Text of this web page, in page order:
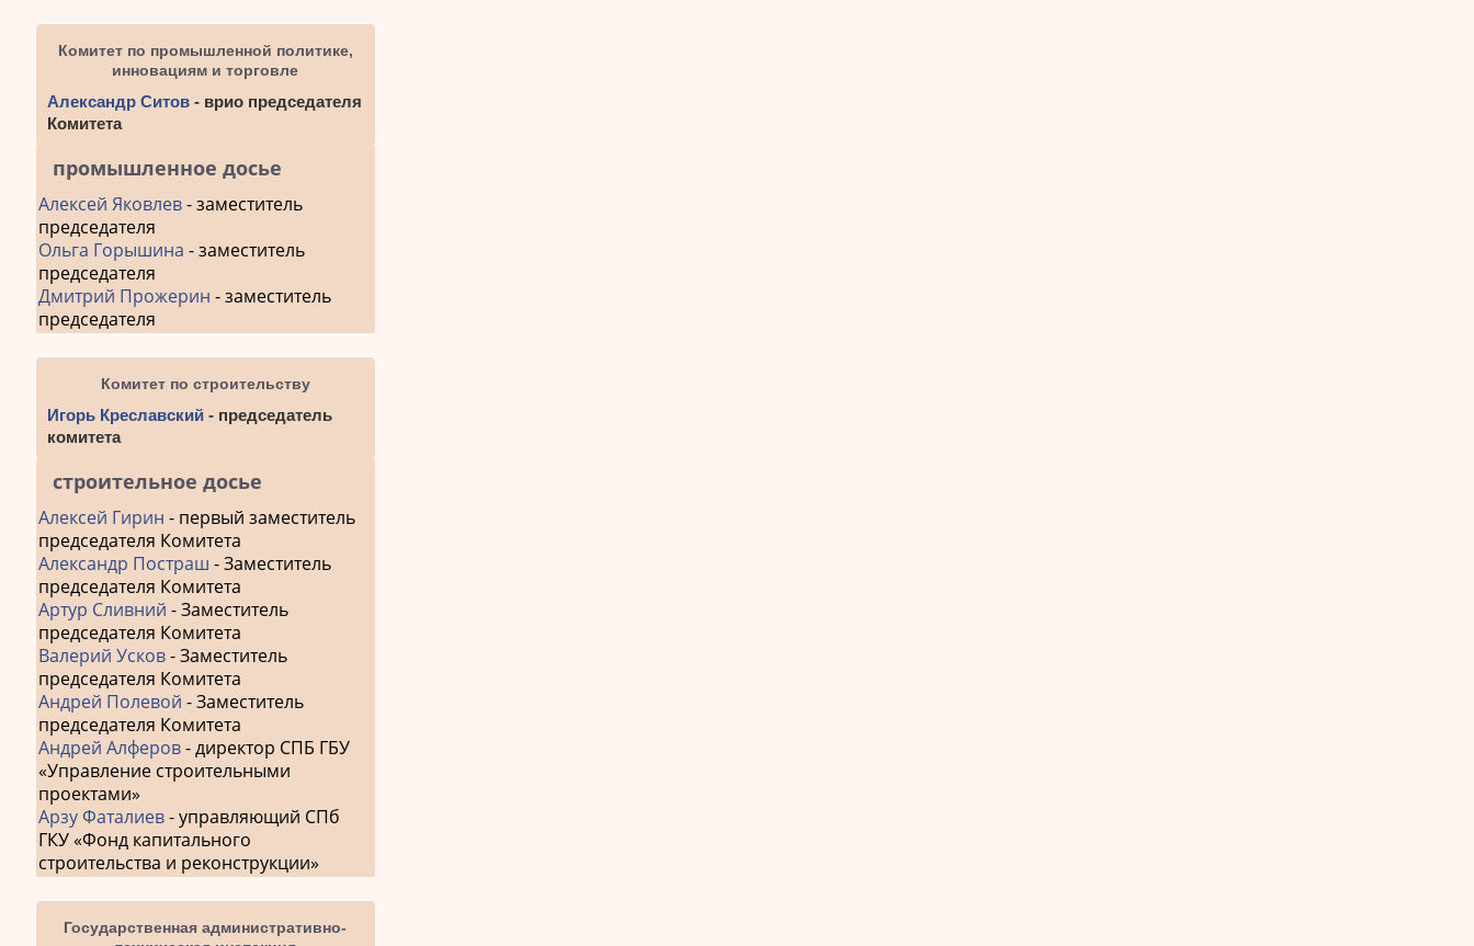
Комитет по промышленной политике,
инновациям и торговле
Александр Ситов - врио председателя
Комитета
промышленное досье
Алексей Яковлев- заместитель
председателя
Ольга Горышина - заместитель
председателя
Дмитрий Прожерин - заместитель
председателя
Комитет по строительству
Игорь Креславский - председатель
комитета
строительное досье
Алексей Гирин - первый заместитель
председателя Комитета
Александр Постраш - Заместитель
председателя Комитета
Артур Сливний - Заместитель
председателя Комитета
Валерий Усков- Заместитель
председателя Комитета
Андрей Полевой - Заместитель
председателя Комитета
Андрей Алферов- директор СПБ ГБУ
«Управление строительными
проектами»
Арзу Фаталиев- управляющий СПб
ГКУ «Фонд капитального
строительства и реконструкции»
Государственная административно-